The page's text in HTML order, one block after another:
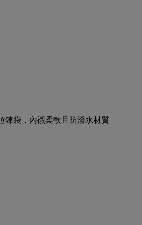
鍊袋，內襯柔軟且防潑水材質